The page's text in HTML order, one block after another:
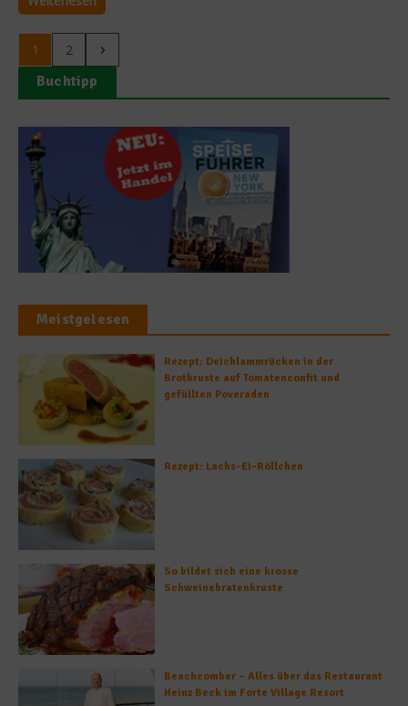
1 2
Buchtipp
Meistgelesen
Rezept: Deichlammrücken in der
Brotkruste auf Tomatenconfit und
gefüllten Poveraden
Rezept: Lachs-Ei-Röllchen
So bildet sich eine krosse
Schweinebratenkruste
Beachcomber – Alles über das Restaurant
Heinz Beck im Forte Village Resort